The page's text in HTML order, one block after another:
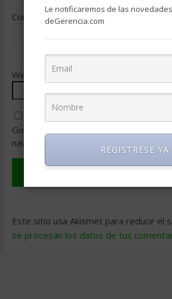
Correo electrónico
Web
Guarda mi nombre, correo electrónico
navegador para la próxima vez que
Este sitio usa Akismet para reducir el
se procesan los datos de tus
Le notificaremos de las
deGerencia.com
REGISTRESE YA